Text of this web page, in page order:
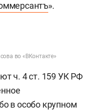
».
во «ВКонтакте»
ч. 4 ст. 159 УК РФ
в особо крупном